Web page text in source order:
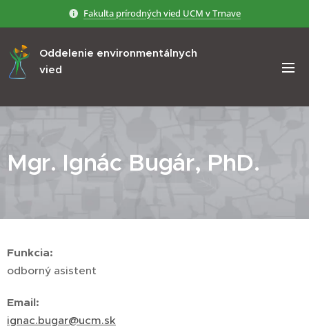
Fakulta prírodných vied UCM v Trnave
Oddelenie environmentálnych
vied
Mgr. Ignác Bugár, PhD.
Funkcia:
odborný asistent
Email:
ignac.bugar@ucm.sk